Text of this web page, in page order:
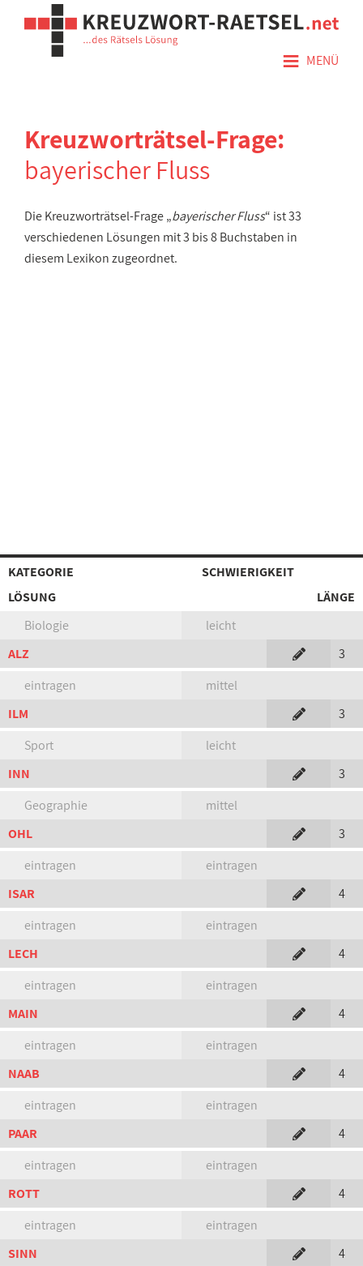
≡ MENÜ
Kreuzworträtsel-Frage:
bayerischer Fluss
Die Kreuzworträtsel-Frage „bayerischer Fluss“ ist 33
verschiedenen Lösungen mit 3 bis 8 Buchstaben in
diesem Lexikon zugeordnet.
KATEGORIE
SCHWIERIGKEIT
LÖSUNG
LÄNGE
Biologie
leicht
ALZ
3
eintragen
mittel
ILM
3
Sport
leicht
INN
3
Geographie
mittel
OHL
3
eintragen
eintragen
ISAR
4
eintragen
eintragen
LECH
4
eintragen
eintragen
MAIN
4
eintragen
eintragen
NAAB
4
eintragen
eintragen
PAAR
4
eintragen
eintragen
ROTT
4
eintragen
eintragen
SINN
4